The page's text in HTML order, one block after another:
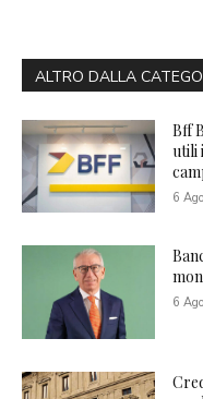
ALTRO DALLA
Bff
utili
6
6